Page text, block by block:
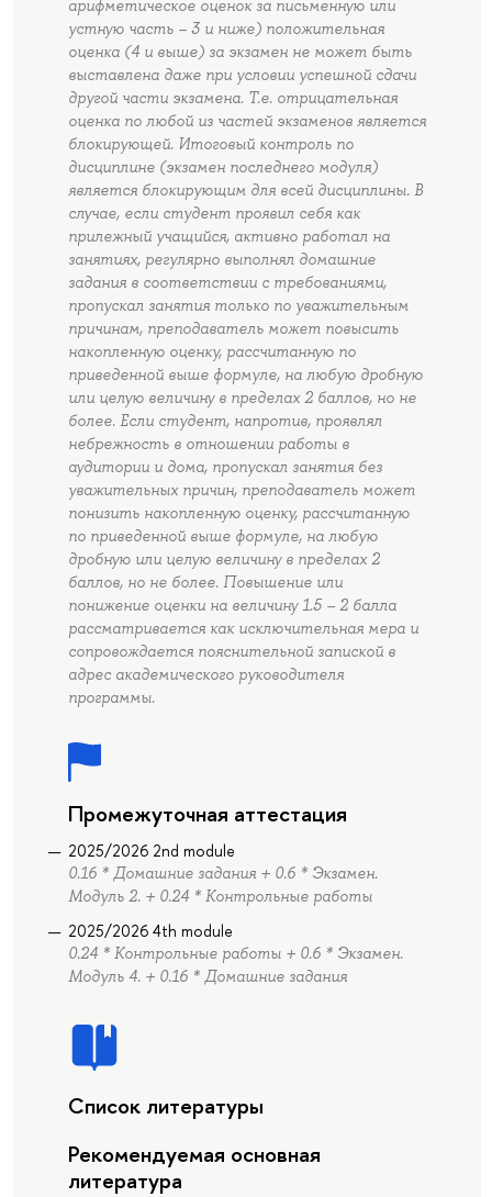
арифметическое оценок за письменную или
устную часть – 3 и ниже) положительная
оценка (4 и выше) за экзамен не может быть
выставлена даже при условии успешной сдачи
другой части экзамена. Т.е. отрицательная
оценка по любой из частей экзаменов является
блокирующей. Итоговый контроль по
дисциплине (экзамен последнего модуля)
является блокирующим для всей дисциплины. В
случае, если студент проявил себя как
прилежный учащийся, активно работал на
занятиях, регулярно выполнял домашние
задания в соответствии с требованиями,
пропускал занятия только по уважительным
причинам, преподаватель может повысить
накопленную оценку, рассчитанную по
приведенной выше формуле, на любую дробную
или целую величину в пределах 2 баллов, но не
более. Если студент, напротив, проявлял
небрежность в отношении работы в
аудитории и дома, пропускал занятия без
уважительных причин, преподаватель может
понизить накопленную оценку, рассчитанную
по приведенной выше формуле, на любую
дробную или целую величину в пределах 2
баллов, но не более. Повышение или
понижение оценки на величину 1.5 – 2 балла
рассматривается как исключительная мера и
сопровождается пояснительной запиской в
адрес академического руководителя
программы.
Промежуточная аттестация
2025/2026 2nd module
0.16 * Домашние задания + 0.6 * Экзамен.
Модуль 2. + 0.24 * Контрольные работы
2025/2026 4th module
0.24 * Контрольные работы + 0.6 * Экзамен.
Модуль 4. + 0.16 * Домашние задания
Список литературы
Рекомендуемая основная
литература